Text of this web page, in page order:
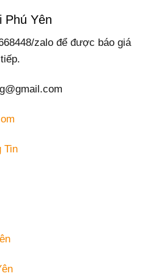
Phú Yên
zalo để được báo giá
Tin